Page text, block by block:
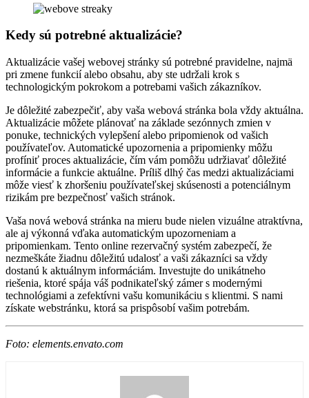
Kedy sú potrebné aktualizácie?
Aktualizácie vašej webovej stránky sú potrebné pravidelne, najmä
pri zmene funkcií alebo obsahu, aby ste udržali krok s
technologickým pokrokom a potrebami vašich zákazníkov.
Je dôležité zabezpečiť, aby vaša webová stránka bola vždy aktuálna.
Aktualizácie môžete plánovať na základe sezónnych zmien v
ponuke, technických vylepšení alebo pripomienok od vašich
používateľov. Automatické upozornenia a pripomienky môžu
profíniť proces aktualizácie, čím vám pomôžu udržiavať dôležité
informácie a funkcie aktuálne. Príliš dlhý čas medzi aktualizáciami
môže viesť k zhoršeniu používateľskej skúsenosti a potenciálnym
rizikám pre bezpečnosť vašich stránok.
Vaša nová webová stránka na mieru bude nielen vizuálne atraktívna,
ale aj výkonná vďaka automatickým upozorneniam a
pripomienkam. Tento online rezervačný systém zabezpečí, že
nezmeškáte žiadnu dôležitú udalosť a vaši zákazníci sa vždy
dostanú k aktuálnym informáciám. Investujte do unikátneho
riešenia, ktoré spája váš podnikateľský zámer s modernými
technológiami a zefektívni vašu komunikáciu s klientmi. S nami
získate webstránku, ktorá sa prispôsobí vašim potrebám.
Foto: elements.envato.com